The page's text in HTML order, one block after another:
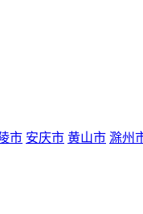
市 安庆市 黄山市 滁州